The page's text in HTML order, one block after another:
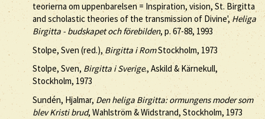
teorierna om uppenbarelsen = Inspiration, vision, St. Birgitta
and scholastic theories of the transmission of Divine',Heliga
Birgitta - budskapet och förebilden, p. 67-88, 1993
Stolpe, Sven (red.), Birgitta i RomStockholm, 1973
Stolpe, Sven, Birgitta i Sverige., Askild & Kärnekull,
Stockholm, 1973
Sundén, Hjalmar,Den heliga Birgitta: ormungens moder som
blev Kristi brud, Wahlström & Widstrand, Stockholm, 1973